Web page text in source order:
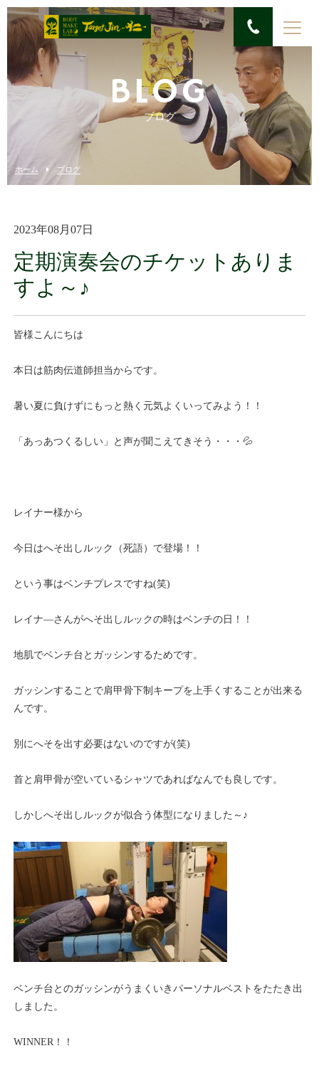
BLOG
ブログ
ホーム ブログ
2023年08月07日
定期演奏会のチケットありま
すよ～♪
皆様こんにちは
本日は筋肉伝道師担当からです。
暑い夏に負けずにもっと熱く元気よくいってみよう！！
「あっあつくるしい」と声が聞こえてきそう・・・💦
レイナー様から
今日はへそ出しルック（死語）で登場！！
という事はベンチプレスですね(笑)
レイナ―さんがへそ出しルックの時はベンチの日！！
地肌でベンチ台とガッシンするためです。
ガッシンすることで肩甲骨下制キープを上手くすることが出来る
んです。
別にへそを出す必要はないのですが(笑)
首と肩甲骨が空いているシャツであればなんでも良しです。
しかしへそ出しルックが似合う体型になりました～♪
ベンチ台とのガッシンがうまくいきパーソナルベストをたたき出
しました。
WINNER！！